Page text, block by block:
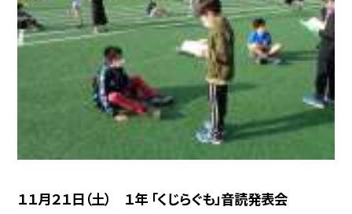
１１月２１日（土） １年 「くじらぐも」音読発表会